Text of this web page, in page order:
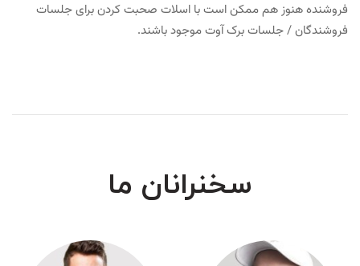
فروشنده هنوز هم ممکن است با اسلات صحبت کردن برای جلسات
فروشندگان / جلسات برک آوت موجود باشند.
سخنرانان ما